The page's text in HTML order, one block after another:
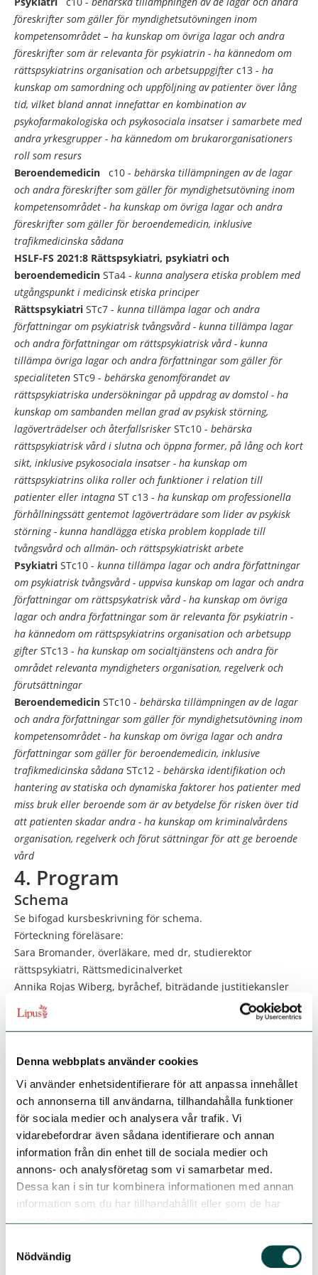
Denna webbplats använder cookies
Vi använder enhetsidentifierare för att anpassa innehållet
och annonserna till användarna, tillhandahålla funktioner
för sociala medier och analysera vår trafik. Vi
vidarebefordrar även sådana identifierare och annan
information från din enhet till de sociala medier och
annons- och analysföretag som vi samarbetar med.
Dessa kan i sin tur kombinera informationen med annan
information som du har tillhandahållit eller som de har
samlat in när du har använt deras tjänster.
Nödvändig
föreskrifter som gäller för myndighetsutövningen inom
kompetensområdet – ha kunskap om övriga lagar och andra
föreskrifter som är relevanta för psykiatrin - ha kännedom om
rättspsykiatrins organisation och arbetsuppgifter c13 - ha
kunskap om samordning och uppföljning av patienter över lång
tid, vilket bland annat innefattar en kombination av
psykofarmakologiska och psykosociala insatser i samarbete med
andra yrkesgrupper - ha kännedom om brukarorganisationers
roll som resurs
Beroendemedicin
c10 - behärska tillämpningen av de lagar
och andra föreskrifter som gäller för myndighetsutövning inom
kompetensområdet - ha kunskap om övriga lagar och andra
föreskrifter som gäller för beroendemedicin, inklusive
trafikmedicinska sådana
HSLF-FS 2021:8 Rättspsykiatri, psykiatri och
beroendemedicin STa4 - kunna analysera etiska problem med
utgångspunkt i medicinsk etiska principer
Rättspsykiatri STc7 - kunna tillämpa lagar och andra
författningar om psykiatrisk tvångsvård - kunna tillämpa lagar
och andra författningar om rättspsykiatrisk vård - kunna
tillämpa övriga lagar och andra författningar som gäller för
specialiteten STc9 - behärska genomförandet av
rättspsykiatriska undersökningar på uppdrag av domstol - ha
kunskap om sambanden mellan grad av psykisk störning,
lagöverträdelser och återfallsrisker STc10 - behärska
rättspsykiatrisk vård i slutna och öppna former, på lång och kort
sikt, inklusive psykosociala insatser - ha kunskap om
rättspsykiatrins olika roller och funktioner i relation till
patienter eller intagna ST c13 - ha kunskap om professionella
förhållningssätt gentemot lagöverträdare som lider av psykisk
störning- kunna handlägga etiska problem kopplade till
tvångsvård och allmän- och rättspsykiatriskt arbete
Psykiatri STc10 - kunna tillämpa lagar och andra författningar
om psykiatrisk tvångsvård - uppvisa kunskap om lagar och andra
författningar om rättspsykatrisk vård- ha kunskap om övriga
lagar och andra författningar som är relevanta för psykiatrin -
ha kännedom om rättspsykiatrins organisation och arbetsupp
gifter STc13 - ha kunskap om socialtjänstens och andra för
området relevanta myndigheters organisation, regelverk och
förutsättningar
Beroendemedicin STc10 - behärska tillämpningen av de lagar
och andra författningar som gäller för myndighetsutövning inom
kompetensområdet - ha kunskap om övriga lagar och andra
författningar som gäller för beroendemedicin, inklusive
trafikmedicinska sådana STc12 - behärska identifikation och
hantering av statiska och dynamiska faktorer hos patienter med
miss bruk eller beroende som är av betydelse för risken över tid
att patienten skadar andra - ha kunskap om kriminalvårdens
organisation, regelverk och förut sättningar för att ge beroende
vård
4. Program
Schema
Se bifogad kursbeskrivning för schema.
Förteckning föreläsare:
Sara Bromander, överläkare, med dr, studierektor
rättspsykiatri, Rättsmedicinalverket
Annika Rojas Wiberg, byråchef, biträdande justitiekansler
Tova Bennet, biträdande universitetslektor i straffrätt vid
Juridiska fakulteten, Lunds universitet
professor emerita KI
Moa Dahlin, docent, juridiska institutionen Uppsala
Universitet
Axel Haglund, överläkare, med dr, specialist i psykiatri och
rättspsykiatri, Rättsmedicinalverket
Zilla Hirsch, kammaråklagare, senior åklagare, City
Åklagarkammare, Stockholm
Olof Larsson, verksjurist Rättsenheten, Rättsmedicinalverket
Anton Svensson, chefsjurist Rättsmedicinalverket
Charlotta Hedefalk, dataskyddsombud Rättsenheten,
Rättsmedicinalverket
Rättsmedicinalverket